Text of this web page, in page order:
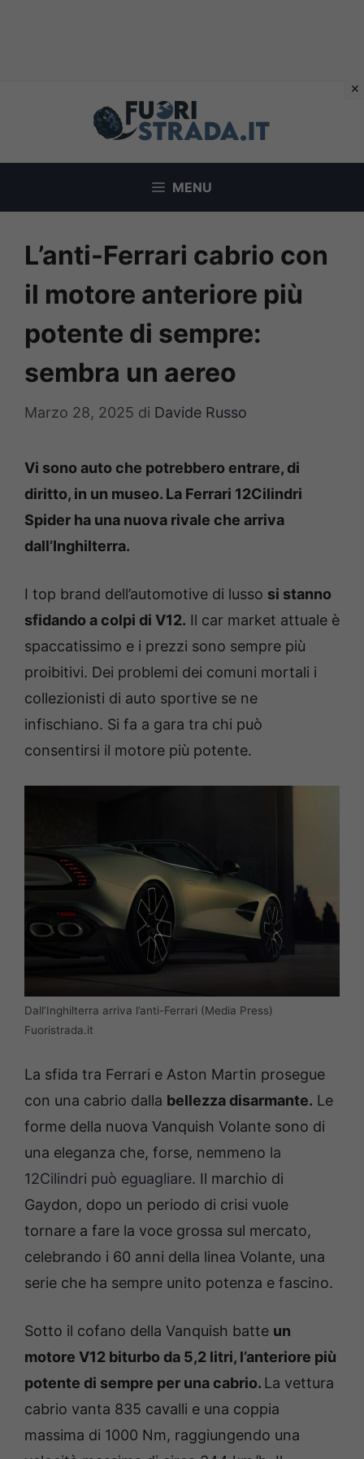
MENU
L’anti-Ferrari cabrio con
il motore anteriore più
potente di sempre:
sembra un aereo
Marzo 28, 2025 di Davide Russo
Vi sono auto che potrebbero entrare, di
diritto, in un museo. La Ferrari 12Cilindri
Spider ha una nuova rivale che arriva
dall’Inghilterra.
I top brand dell’automotive di lusso si stanno
sfidando a colpi di V12. Il car market attuale è
spaccatissimo e i prezzi sono sempre più
proibitivi. Dei problemi dei comuni mortali i
collezionisti di auto sportive se ne
infischiano. Si fa a gara tra chi può
consentirsi il motore più potente.
Dall’Inghilterra arriva l’anti-Ferrari (Media Press)
Fuoristrada.it
La sfida tra Ferrari e Aston Martin prosegue
con una cabrio dalla bellezza disarmante. Le
forme della nuova Vanquish Volante sono di
una eleganza che, forse, nemmeno la
12Cilindri può eguagliare. Il marchio di
Gaydon, dopo un periodo di crisi vuole
tornare a fare la voce grossa sul mercato,
celebrando i 60 anni della linea Volante, una
serie che ha sempre unito potenza e fascino.
Sotto il cofano della Vanquish batte un
motore V12 biturbo da 5,2 litri, l’anteriore più
potente di sempre per una cabrio. La vettura
cabrio vanta 835 cavalli e una coppia
massima di 1000 Nm, raggiungendo una